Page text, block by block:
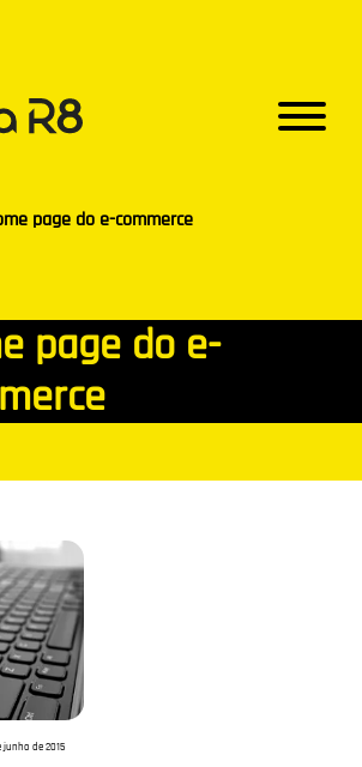
page do e-commerce
page do e-
junho de 2015